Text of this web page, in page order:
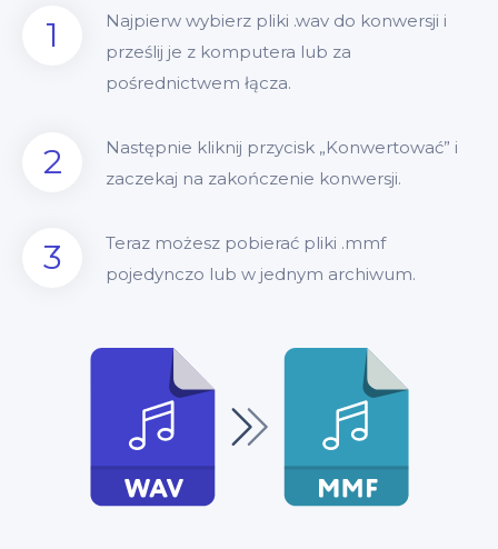
1
Najpierw wybierz pliki .wav do konwersji i
prześlij je z komputera lub za
pośrednictwem łącza.
2
Następnie kliknij przycisk „Konwertować” i
zaczekaj na zakończenie konwersji.
3
Teraz możesz pobierać pliki .mmf
pojedynczo lub w jednym archiwum.